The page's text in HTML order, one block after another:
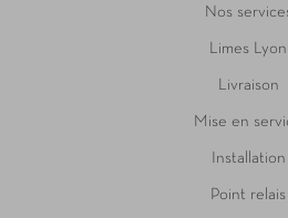
Nos
Limes Lyon
Livraison
Mise en
Installation
Point relais